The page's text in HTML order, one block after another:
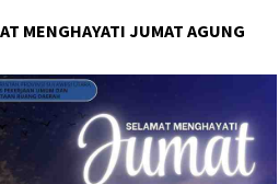
MENGHAYATI JUMAT AGUNG